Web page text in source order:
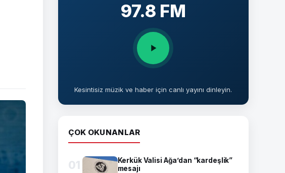
97.8 FM
Kesintisiz müzik ve haber için canlı yayını dinleyin.
ÇOK OKUNANLAR
01
Kerkük Valisi Ağa’dan “kardeşlik”
mesajı